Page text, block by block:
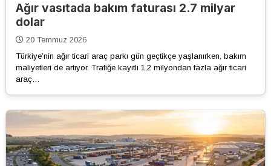
Ağır vasıtada bakım faturası 2.7 milyar
dolar
20 Temmuz 2026
Türkiye’nin ağır ticari araç parkı gün geçtikçe yaşlanırken, bakım
maliyetleri de artıyor. Trafiğe kayıtlı 1,2 milyondan fazla ağır ticari
araç…